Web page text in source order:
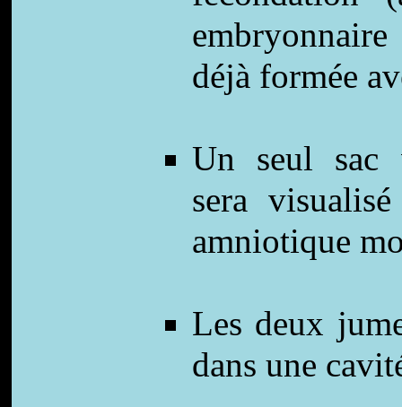
déjà formée
Un seul sac
sera
amniotique
Les deux
dans une